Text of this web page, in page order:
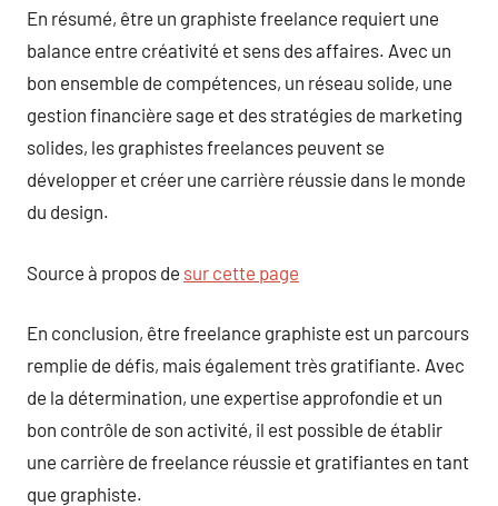
En résumé, être un graphiste freelance requiert une
balance entre créativité et sens des affaires. Avec un
bon ensemble de compétences, un réseau solide, une
gestion financière sage et des stratégies de marketing
solides, les graphistes freelances peuvent se
développer et créer une carrière réussie dans le monde
du design.
Source à propos de sur cette page
En conclusion, être freelance graphiste est un parcours
remplie de défis, mais également très gratifiante. Avec
de la détermination, une expertise approfondie et un
bon contrôle de son activité, il est possible de établir
une carrière de freelance réussie et gratifiantes en tant
que graphiste.